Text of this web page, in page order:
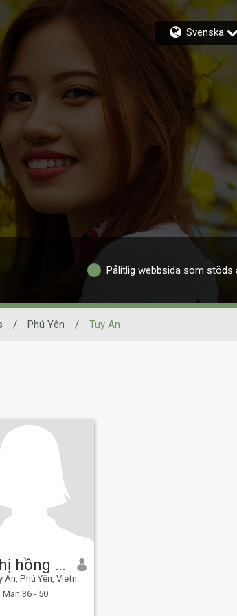
Svenska
Pålitlig webbsida som stöds
/ Phú Yên / Tuy An
võ thị hồng linh
An, Phú Yên, Vietnam
Man 36 - 50